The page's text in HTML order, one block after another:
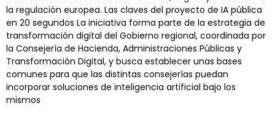
la regulación europea. Las claves del proyecto de IA pública
en 20 segundos La iniciativa forma parte de la estrategia de
transformación digital del Gobierno regional, coordinada por
la Consejería de Hacienda, Administraciones Públicas y
Transformación Digital, y busca establecer unas bases
comunes para que las distintas consejerías puedan
incorporar soluciones de inteligencia artificial bajo los
mismos